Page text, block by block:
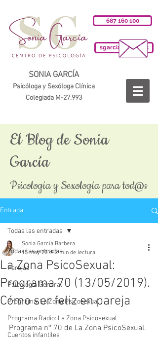
687 160 100
sgarciab@cop.es
SONIA GARCÍA
Psicóloga y Sexóloga Clínica
Colegiada M-27.993
El Blog de Sonia
García
Psicología y Sexología para tod@s
Entrada
Todas las entradas
Parejas
Psicología General
Programa: La Zona Psicosexual
Programa Radio: La Zona Psicosexual
Cuentos infantiles
Todas las entradas
La Zona PsicoSexual:
Programa 70 (13/05/2019).
Cómo ser feliz en pareja
Sonia García Barbera
15 may 2019 2 min de lectura
Programa nº 70 de La Zona PsicoSexual.